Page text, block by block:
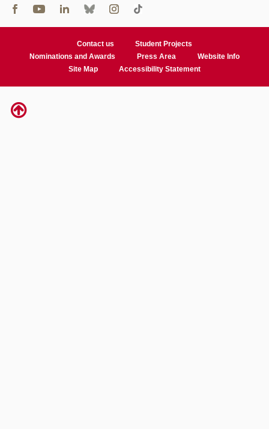
Contact us
Student Projects
Nominations and Awards
Press Area
Website Info
Site Map
Accessibility Statement